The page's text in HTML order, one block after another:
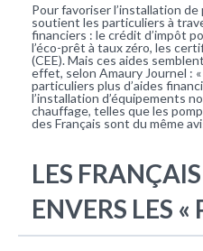
Pour favoriser l’installation de
soutient les particuliers à
financiers : le crédit d’impôt
l’éco-prêt à taux zéro, les
(CEE). Mais ces aides
effet, selon Amaury Journel :
particuliers plus d’aides
l’installation d’équipements
chauffage, telles que les
des Français sont du même
LES
ENVERS LES «